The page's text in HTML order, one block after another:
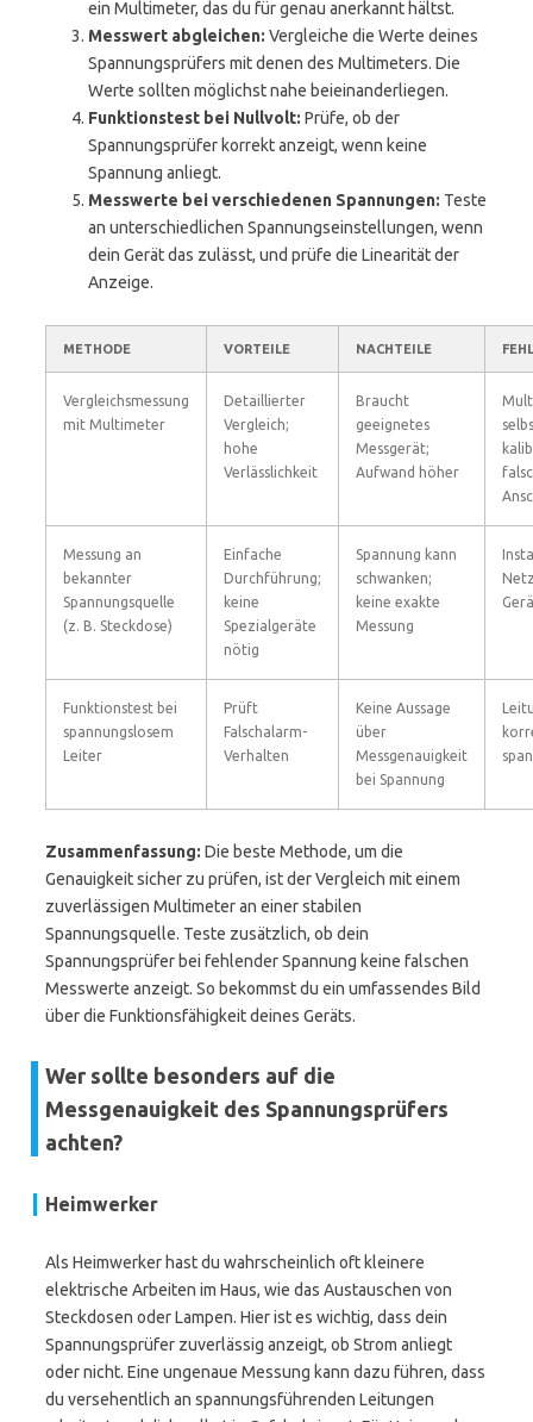
ein Multimeter, das du für genau anerkannt hältst.
Messwert abgleichen: Vergleiche die Werte deines
Spannungsprüfers mit denen des Multimeters. Die
Werte sollten möglichst nahe beieinanderliegen.
Funktionstest bei Nullvolt: Prüfe, ob der
Spannungsprüfer korrekt anzeigt, wenn keine
Spannung anliegt.
Messwerte bei verschiedenen Spannungen: Teste
an unterschiedlichen Spannungseinstellungen, wenn
dein Gerät das zulässt, und prüfe die Linearität der
Anzeige.
METHODE VORTEILE NACHTEILE
Vergleichsmessung
mit Multimeter
Detaillierter
Vergleich;
hohe
Verlässlichkeit
Braucht
geeignetes
Messgerät;
Aufwand höher
Messung an
bekannter
Spannungsquelle
(z. B. Steckdose)
Einfache
Durchführung;
keine
Spezialgeräte
nötig
Spannung kann
schwanken;
keine exakte
Messung
Funktionstest bei
spannungslosem
Leiter
Prüft
Falschalarm-
Verhalten
Keine Aussage
über
Messgenauigkeit
bei Spannung
Zusammenfassung: Die beste Methode, um die
Genauigkeit sicher zu prüfen, ist der Vergleich mit einem
zuverlässigen Multimeter an einer stabilen
Spannungsquelle. Teste zusätzlich, ob dein
Spannungsprüfer bei fehlender Spannung keine falschen
Messwerte anzeigt. So bekommst du ein umfassendes Bild
über die Funktionsfähigkeit deines Geräts.
Wer sollte besonders auf die
Messgenauigkeit des Spannungsprüfers
achten?
Heimwerker
Als Heimwerker hast du wahrscheinlich oft kleinere
elektrische Arbeiten im Haus, wie das Austauschen von
Steckdosen oder Lampen. Hier ist es wichtig, dass dein
Spannungsprüfer zuverlässig anzeigt, ob Strom anliegt
oder nicht. Eine ungenaue Messung kann dazu führen, dass
du versehentlich an spannungsführenden Leitungen